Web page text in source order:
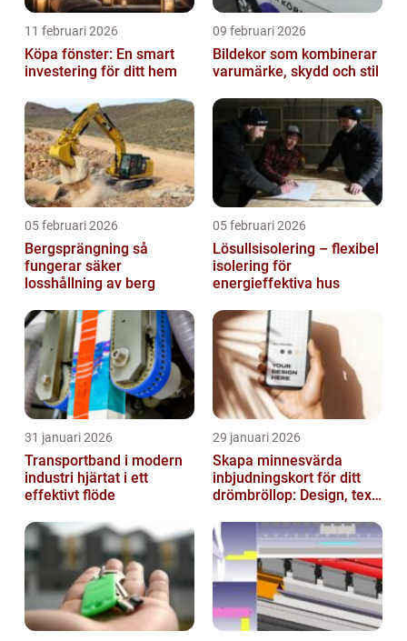
11 februari 2026
Köpa fönster: En smart
investering för ditt hem
09 februari 2026
Bildekor som kombinerar
varumärke, skydd och stil
05 februari 2026
Bergsprängning så
fungerar säker
losshållning av berg
05 februari 2026
Lösullsisolering – flexibel
isolering för
energieffektiva hus
31 januari 2026
Transportband i modern
industri hjärtat i ett
effektivt flöde
29 januari 2026
Skapa minnesvärda
inbjudningskort för ditt
drömbröllop: Design, text